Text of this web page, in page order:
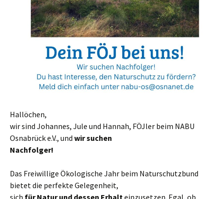
Hallöchen,
wir sind Johannes, Jule und Hannah, FÖJler beim NABU
Osnabrück e.V., und wir suchen
Nachfolger!
Das Freiwillige Ökologische Jahr beim Naturschutzbund
bietet die perfekte Gelegenheit,
sich für Natur und dessen Erhalteinzusetzen. Egal, ob